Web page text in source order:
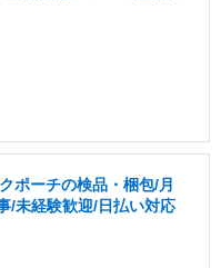
ポーチの検品・梱包/月
/未経験歓迎/日払い対応